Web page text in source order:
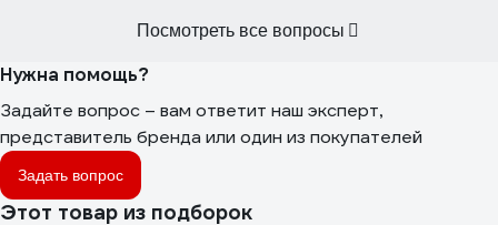
Посмотреть все вопросы
Нужна помощь?
Задайте вопрос – вам ответит наш эксперт,
представитель бренда или один из покупателей
Задать вопрос
Этот товар из подборок